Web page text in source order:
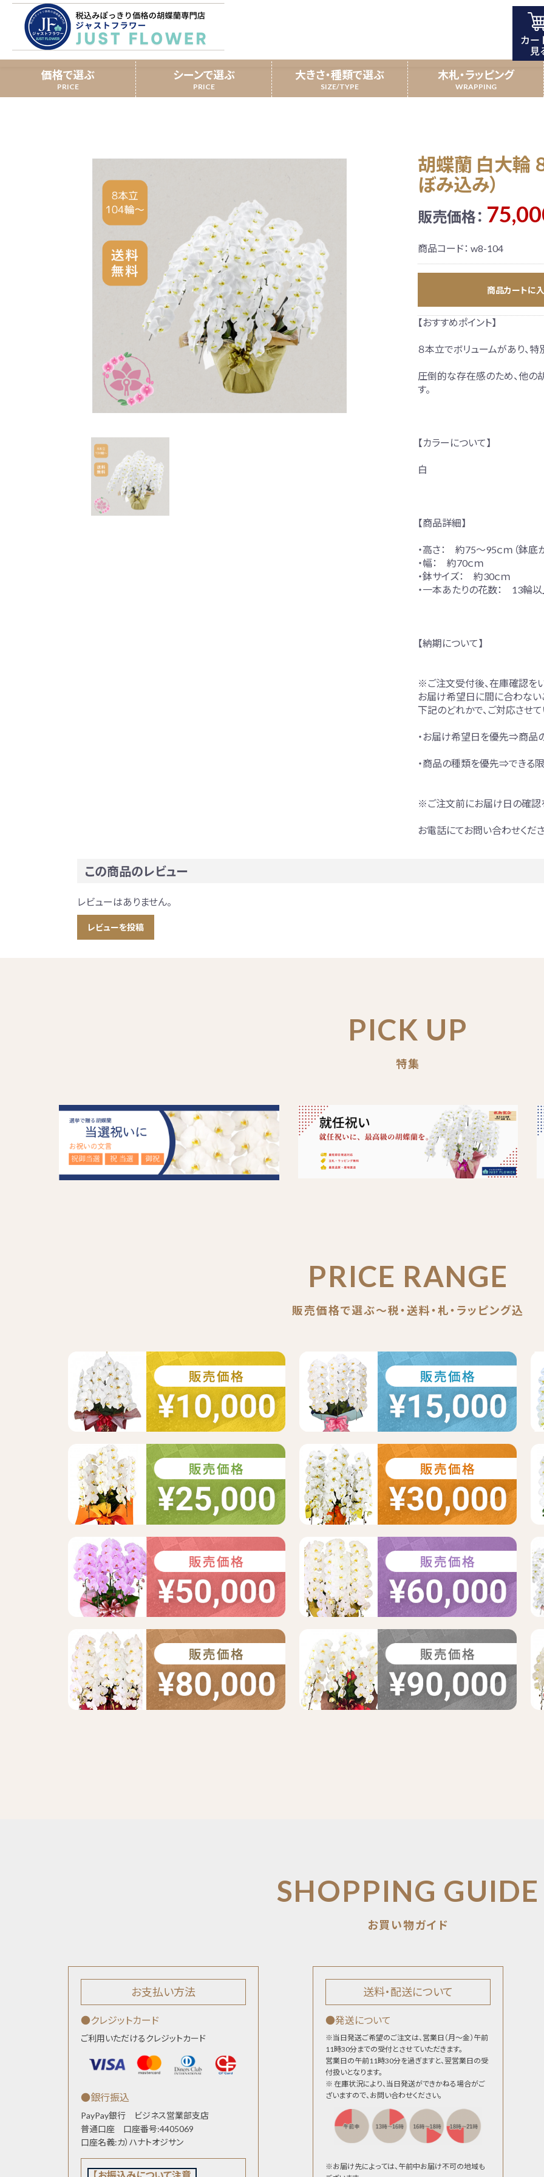
価格で選ぶ シーンで選ぶ
開業祝い 開店祝い 昇進祝い
新規上場・一部上
誕生日 長寿祝い／敬老の日 引越し祝い
特別な方への胡蝶蘭
大きさ・種類で選ぶ
3本立 5本立 7本立
受賞胡蝶蘭
ミディ胡蝶蘭 観葉植物 北海道配送商
木札・ラッピング
ホーム ￥70,000 胡蝶蘭 白大輪 ８本立ち １０４輪以上(つぼみ込み）
胡蝶蘭 白大輪
ぼみ込み）
販売価格：
商品コード： w8-104
商品カートに
【おすすめポイント】
８本立でボリュームがあり、
圧倒的な存在感のため、他の
す。
【カラーについて】
白
【商品詳細】
・高さ： 約75～95ｃｍ（鉢底
・幅： 約70ｃｍ
・鉢サイズ： 約30ｃｍ
・一本あたりの花数： 13輪以
【納期について】
※ご注文受付後、在庫確認をい
お届け希望日に間に合わない
下記のどれかで、ご対応させて
・お届け希望日を優先⇒商品
・商品の種類を優先⇒できる
※ご注文前にお届け日の確認
お電話にてお問い合わせくださ
この商品のレビュー
レビューはありません。
レビューを投稿
PICK UP
PRICE RANGE
SHOPPING GUIDE
お支払い方法
●クレジットカード
ご利用いただけるクレジットカード
●銀行振込
PayPay銀行 ビジネス営業部支店
普通口座 口座番号:4405069
口座名義:カ）ハナトオジサン
送料・配送について
●発送について
※当日発送ご希望のご注文は、営業日（月～金）午前
11時30分までの受付とさせていただきます。
営業日の午前11時30分を過ぎますと、翌営業日の受
付扱いとなります。
※ 在庫状況により、当日発送ができかねる場合がご
ざいますので、お問い合わせください。
※お届け先によっては、午前中お届け不可の地域も